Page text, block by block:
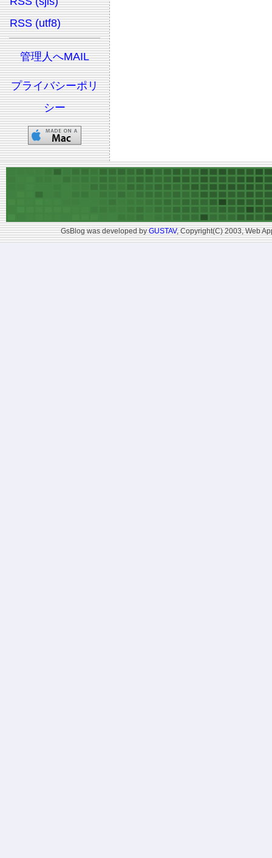
RSS (utf8)
管理人へMAIL
プライバシーポリ
シー
GsBlog was developed byGUSTAV, Copyright(C) 2003, Web